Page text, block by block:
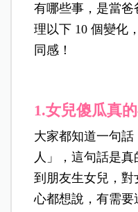
有哪些事，是當
理以下 10 個變化
同感！
1.女兒傻瓜真
大家都知道一句
人」，這句話是
到朋友生女兒，
心都想說，有需